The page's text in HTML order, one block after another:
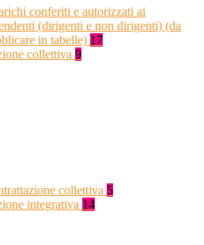
conferiti e autorizzati ai
(dirigenti e non dirigenti) (da
in tabelle) 17
collettiva 9
collettiva 5
integrativa 14